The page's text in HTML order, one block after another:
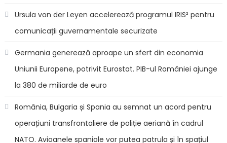
Ursula von der Leyen accelerează programul IRIS² pentru
comunicații guvernamentale securizate
Germania generează aproape un sfert din economia
Uniunii Europene, potrivit Eurostat. PIB-ul României ajunge
la 380 de miliarde de euro
România, Bulgaria și Spania au semnat un acord pentru
operațiuni transfrontaliere de poliție aeriană în cadrul
NATO. Avioanele spaniole vor putea patrula și în spațiul